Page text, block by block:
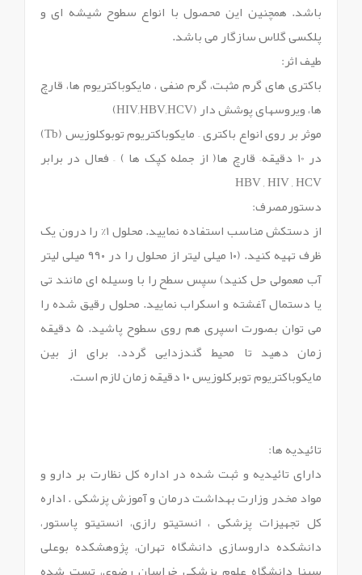
باشد. همچنین این محصول با انواع سطوح شیشه ای و
پلکسی گلاس سازگار می باشد.
طیف اثر:
باکتری های گرم مثبت، گرم منفی ، مایکوباکتریوم ها، قارچ
ها، ویروسهای پوشش دار (HIV,HBV,HCV)
موثر بر روی انواع باکتری – مایکوباکتریوم توبوکلوزیس (Tb)
در 10 دقیقه– قارچ ها( از جمله کپک ها ) – فعال در برابر
HBV , HIV , HCV
دستورمصرف:
از دستکش مناسب استفاده نمایید. محلول ۱% را درون یک
ظرف تهیه کنید. (۱۰ میلی لیتر از محلول را در ۹۹۰ میلی لیتر
آب معمولی حل کنید) سپس سطح را با وسیله ای مانند تی
یا دستمال آغشته و اسکراب نمایید. محلول رقیق شده را
می توان بصورت اسپری هم روی سطوح پاشید. ۵ دقیقه
زمان دهید تا محیط گندزدایی گردد. برای از بین
مایکوباکتریوم توبرکلوزیس ۱۰ دقیقه زمان لازم است.
تائیدیه ها:
دارای تائیدیه و ثبت شده در اداره کل نظارت بر دارو و
مواد مخدر وزارت بهداشت درمان و آموزش پزشکی . اداره
کل تجهیزات پزشکی ، انستیتو رازی، انستیتو پاستور،
دانشکده داروسازی دانشگاه تهران، پژوهشکده بوعلی